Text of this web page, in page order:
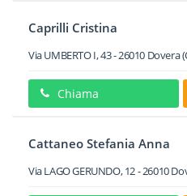
Caprilli Cristina
Via UMBERTO I, 43-26010 Dovera
Chiama
Cattaneo Stefania Anna
Via LAGO GERUNDO, 12-26010